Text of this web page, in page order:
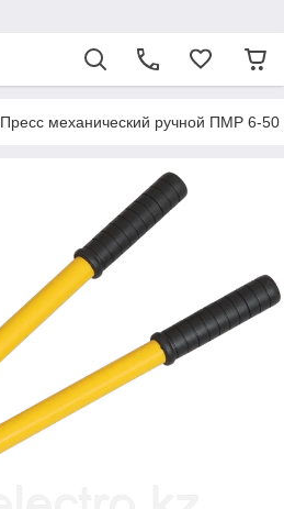
Пресс механический ручной ПМР 6-50